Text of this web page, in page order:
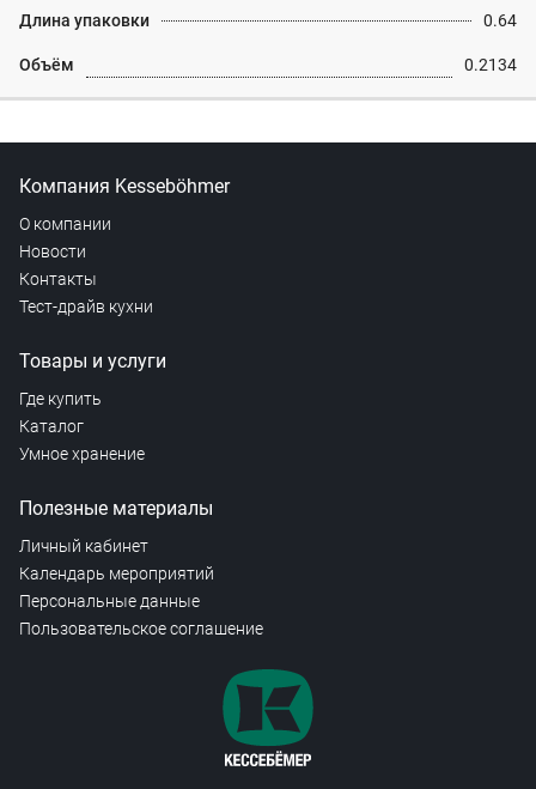
Длина упаковки 0.64
Объём 0.2134
Компания Kesseböhmer
О компании
Новости
Контакты
Тест-драйв кухни
Товары и услуги
Где купить
Каталог
Умное хранение
Полезные материалы
Личный кабинет
Календарь мероприятий
Персональные данные
Пользовательское соглашение